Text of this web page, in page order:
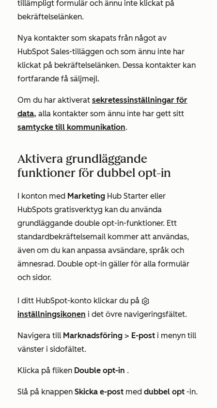
tillämpligt formulär och ännu inte klickat på
bekräftelselänken.
Nya kontakter som skapats från något av
HubSpot Sales-tilläggen och som ännu inte har
klickat på bekräftelselänken. Dessa kontakter kan
fortfarande få säljmejl.
Om du har aktiverat sekretessinställningar för
data, alla kontakter som ännu inte har gett sitt
samtycke till kommunikation.
Aktivera grundläggande
funktioner för dubbel opt-in
I konton med Marketing Hub Starter eller
HubSpots gratisverktyg kan du använda
grundläggande double opt-in-funktioner. Ett
standardbekräftelsemail kommer att användas,
även om du kan anpassa avsändare, språk och
ämnesrad. Double opt-in gäller för alla formulär
och sidor.
I ditt HubSpot-konto klickar du på
inställningsikonen i det övre navigeringsfältet.
Navigera till Marknadsföring > E-post i menyn till
vänster i sidofältet.
Klicka på fliken Double opt-in .
Slå på knappen Skicka e-post med dubbel opt -in.